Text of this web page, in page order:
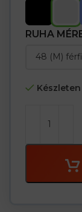
RUHA
Készleten